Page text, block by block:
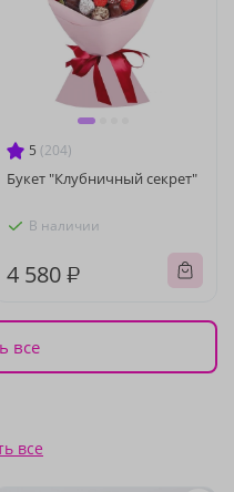
5 (204)
Букет "Клубничный секрет"
В наличии
4 580 ₽
все
все